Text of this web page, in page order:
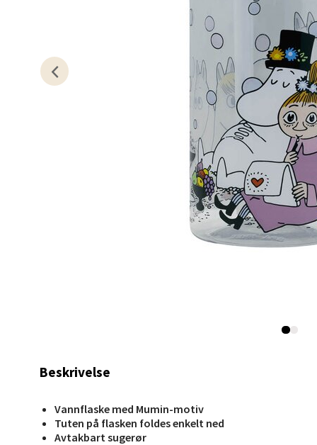
Beskrivelse
Vannflaske med Mumin-motiv
Tuten på flasken foldes enkelt ned
Avtakbart sugerør
Åpent
0 i
Oslo
Erich
Åpent i
0 i